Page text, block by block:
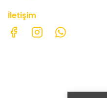
İletişim